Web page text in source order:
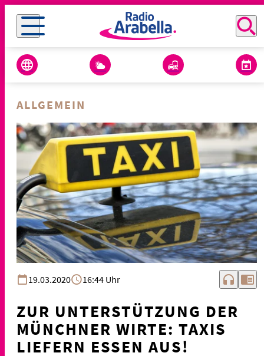
ALLGEMEIN
19.03.2020 16:44 Uhr headphones chrome_reader_mode
ZUR UNTERSTÜTZUNG DER
MÜNCHNER WIRTE: TAXIS
LIEFERN ESSEN AUS!